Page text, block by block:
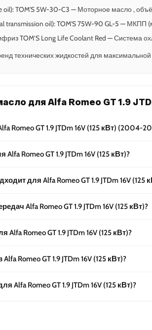
oil): TOM'S 5W-30-C3 — Моторное масло ,
transmission oil): TOM'S 75W-90 GL-5 — МКПП
TOM’S Long Life Coolant Red — Система
технических жидкостей для
для Alfa Romeo GT 1.9
Romeo GT 1.9 JTDm 16V (125 кВт) (2004-
Romeo GT 1.9 JTDm 16V (125 кВт)?
для Alfa Romeo GT 1.9 JTDm 16V (125
Alfa Romeo GT 1.9 JTDm 16V (125 кВт)?
Romeo GT 1.9 JTDm 16V (125 кВт)?
Romeo GT 1.9 JTDm 16V (125 кВт)?
Alfa Romeo GT 1.9 JTDm 16V (125 кВт)?